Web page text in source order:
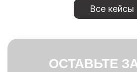
Все кейсы
ОСТАВЬТЕ